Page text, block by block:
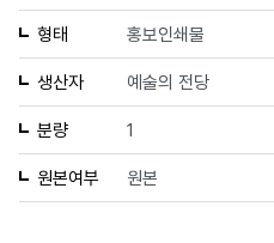
형태 홍보인쇄물
생산자 예술의 전당
분량 1
원본여부 원본